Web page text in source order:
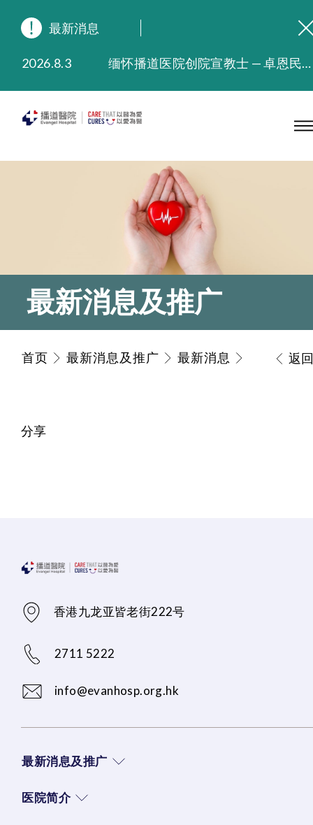
最新消息
2026.8.3
缅怀播道医院创院宣教士 — 卓恩民医生香港追思会
2025.9.23
本院在暴雨或台风警告信号 (包括黑色暴雨及8号或以上热带气旋警告信号) 下，仍会维持有限度服务。如有查询，可致电2711 5222。
2025.7.21
播道医院手机App已推出查阅病歷记录及求诊资料功能，请即下载
最新消息及推广
首页 最新消息及推广 最新消息 返回
分享
香港九龙亚皆老街222号
2711 5222
info@evanhosp.org.hk
最新消息及推广
医院简介